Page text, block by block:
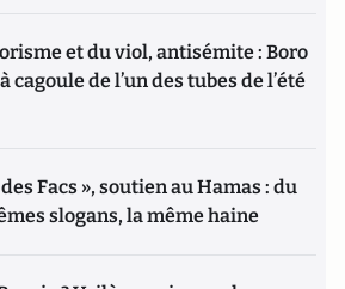
et du viol, antisémite : Boro
cagoule de l’un des tubes de l’été
Facs », soutien au Hamas : du
slogans, la même haine